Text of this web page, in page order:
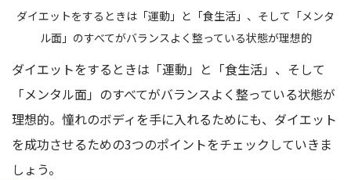
ダイエットをするときは「運動」と「食生活」、そして「メンタ
ル面」のすべてがバランスよく整っている状態が理想的
ダイエットをするときは「運動」と「食生活」、そして
「メンタル面」のすべてがバランスよく整っている状態が
理想的。憧れのボディを手に入れるためにも、ダイエット
を成功させるための3つのポイントをチェックしていきま
しょう。